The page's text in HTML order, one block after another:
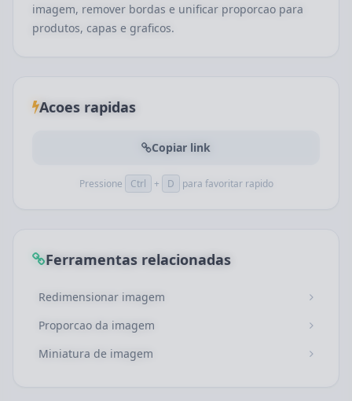
imagem, remover bordas e unificar proporcao para
produtos, capas e graficos.
Acoes rapidas
Copiar link
Pressione Ctrl + D para favoritar rapido
Ferramentas relacionadas
Redimensionar imagem
Proporcao da imagem
Miniatura de imagem